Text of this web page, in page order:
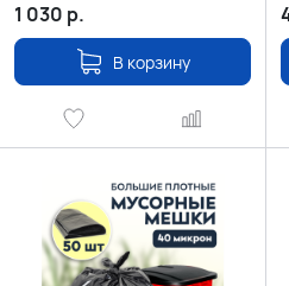
1 030 р.
В корзину